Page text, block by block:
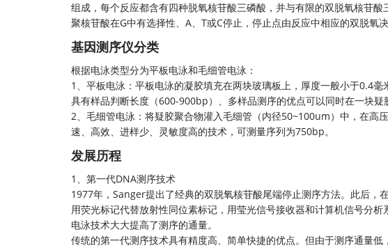
组成，每个反应都含有四种脱氧核苷酸三磷酸，并与有限的双脱氧核苷
聚核苷酸在G中有选择性、A、T或C停止，停止点由反应中相应的双脱氧决
基因测序仪分类
根据电泳类型分为平板电泳和毛细管电泳：
1、平板电泳：平板电泳的凝胶填充在两块玻璃板上，厚度一般小于0.4
具有样品判断长度（600-900bp）、多样品测序的优点可以同时在一块疑
2、毛细管电泳：将疑胶聚合物灌入毛细管（内径50~100um）中，在高
速、高效、进样少、灵敏度高的技术，可测量序列为750bp。
发展历程
1、第一代DNA测序技术
1977年，Sanger提出了经典的双脱氧核苷酸尾端停止测序方法。此后，
用荧光标记代替放射性同位素标记，用莹光信号接收器和计算机信号分
电泳技术大大提高了测序的通量。
传统的第一代测序技术具有精度高、简单快捷的优点。但由于测序通量